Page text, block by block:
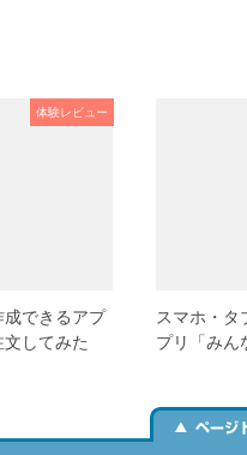
体験レビュー
成できるアプ
してみた
スマホ・タ
プリ「みん